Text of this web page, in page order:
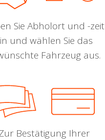
Sie Abholort und -zeit
und wählen Sie das
Fahrzeug aus.
Bestätigung Ihrer